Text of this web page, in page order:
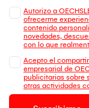
Autorizo a
ofrecerme
contenido
novedades,
con lo que
Acepto el
empresarial de
publicitarias sobre
otras actividades